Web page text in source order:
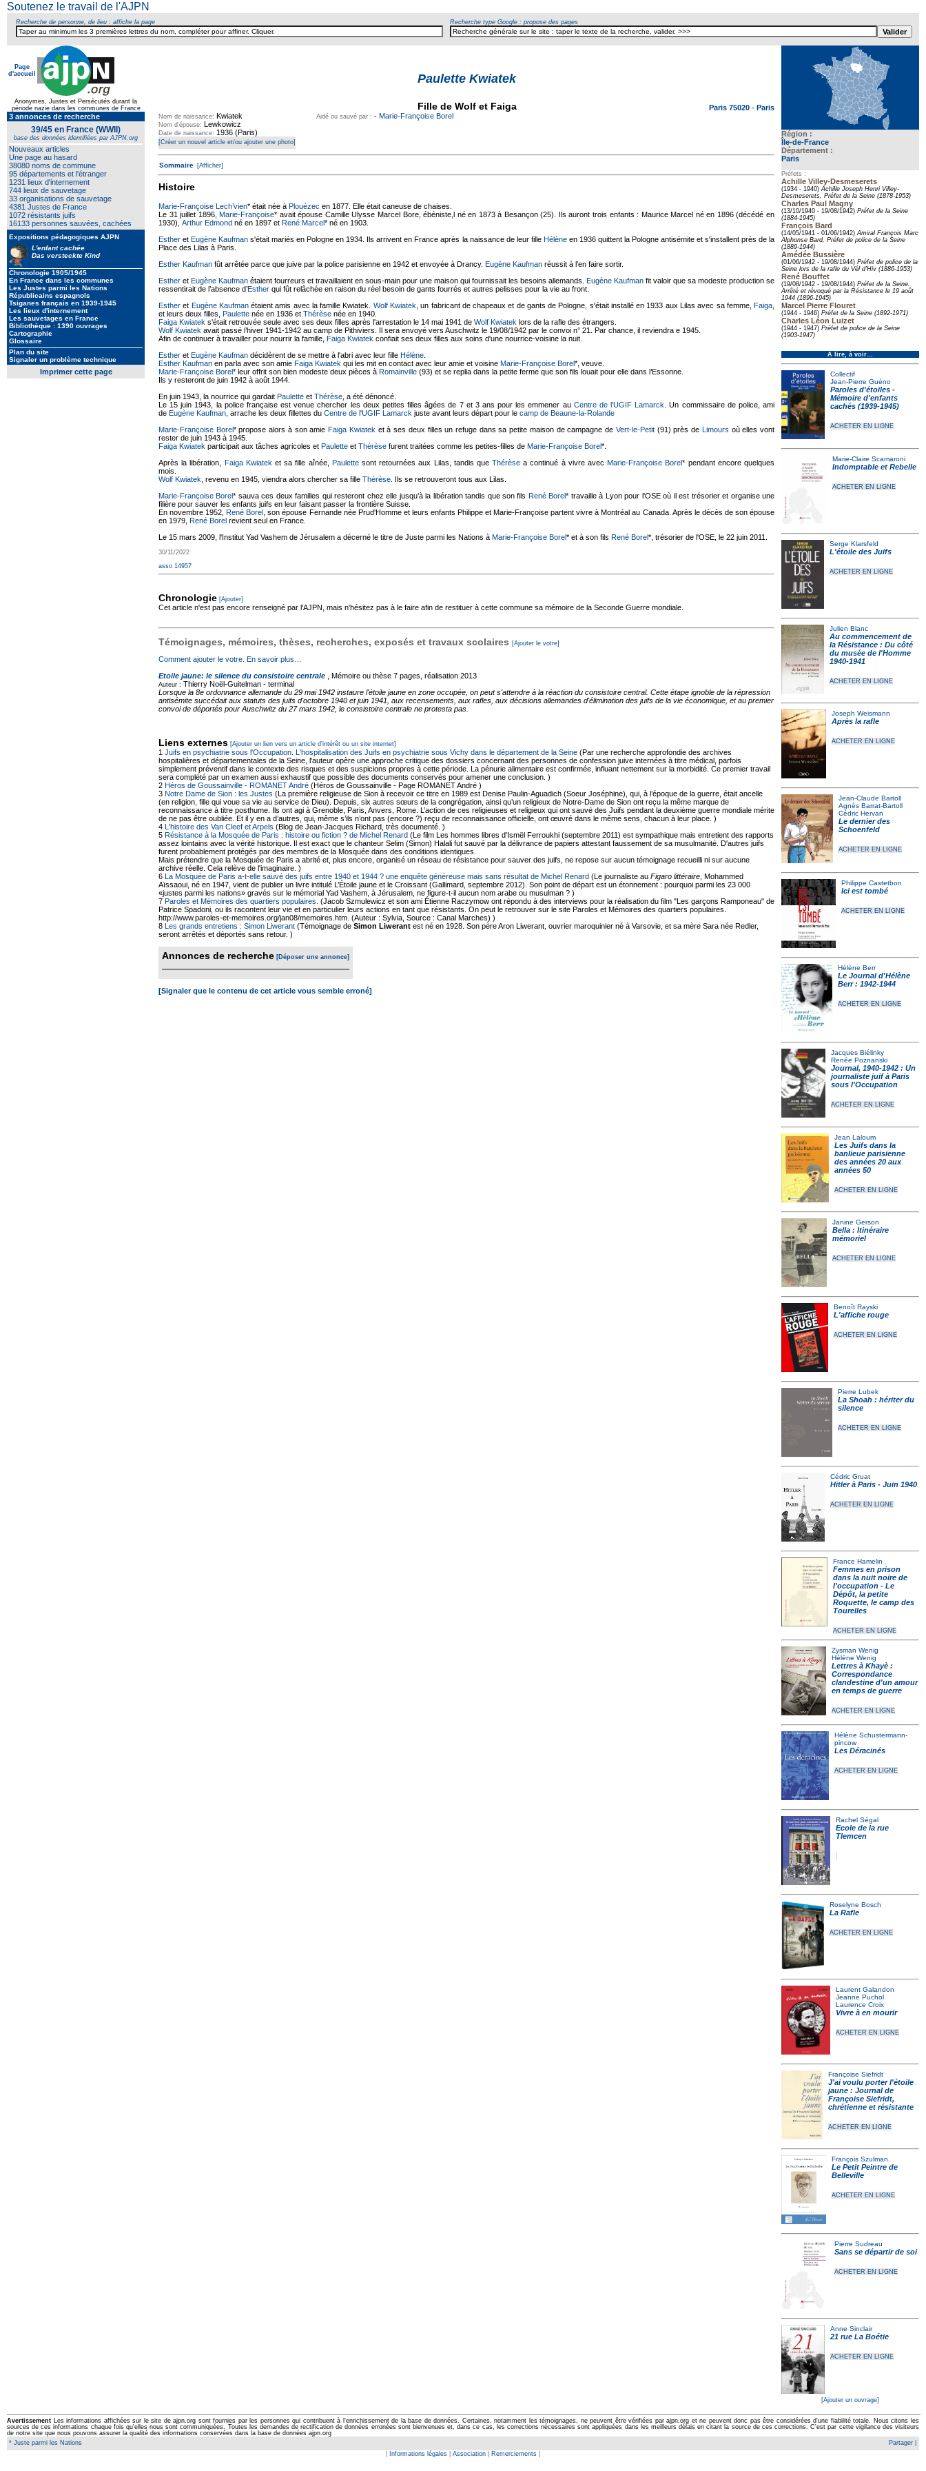
Soutenez le travail de l'AJPN
Recherche de personne, de lieu : affiche la page Recherche type Google : propose des pages
Page
d'accueil
Anonymes, Justes et Persécutés durant la
période nazie dans les communes de France
3 annonces de recherche
39/45 en France (WWII)
base des données identifiées par AJPN.org
Nouveaux articles
Une page au hasard
38080 noms de commune
95 départements et l'étranger
1231 lieux d'internement
744 lieux de sauvetage
33 organisations de sauvetage
4381 Justes de France
1072 résistants juifs
16133 personnes sauvées, cachées
Expositions pédagogiques AJPN
L'enfant cachée
Das versteckte Kind
Chronologie 1905/1945
En France dans les communes
Les Justes parmi les Nations
Républicains espagnols
Tsiganes français en 1939-1945
Les lieux d'internement
Les sauvetages en France
Bibliothèque : 1390 ouvrages
Cartographie
Glossaire
Plan du site
Signaler un problème technique
Imprimer cette page
Région :
Île-de-France
Département :
Paris
Préfets :
Achille Villey-Desmeserets
(1934 - 1940)Achille Joseph Henri Villey-
Desmeserets, Préfet de la Seine (1878-1953)
Charles Paul Magny
(13/10/1940 - 19/08/1942) Préfet de la Seine
(1884-1945)
François Bard
(14/05/1941 - 01/06/1942)Amiral François Marc
Alphonse Bard, Préfet de police de la Seine
(1889-1944)
Amédée Bussière
(01/06/1942 - 19/08/1944) Préfet de police de la
Seine lors de la rafle du Vél d’Hiv (1886-1953)
René Bouffet
(19/08/1942 - 19/08/1944) Préfet de la Seine.
Arrêté et révoqué par la Résistance le 19 août
1944 (1896-1945)
Marcel Pierre Flouret
(1944 - 1946) Préfet de la Seine (1892-1971)
Charles Léon Luizet
(1944 - 1947) Préfet de police de la Seine
(1903-1947)
À lire, à voir…
Collectif
Jean-Pierre Guéno
Paroles d'étoiles -
Mémoire d'enfants
cachés (1939-1945)
ACHETER EN LIGNE
Marie-Claire Scamaroni
Indomptable et Rebelle
ACHETER EN LIGNE
Serge Klarsfeld
L'étoile des Juifs
ACHETER EN LIGNE
Julien Blanc
Au commencement de
la Résistance : Du côté
du musée de l'Homme
1940-1941
ACHETER EN LIGNE
Joseph Weismann
Après la rafle
ACHETER EN LIGNE
Jean-Claude Bartoll
Agnès Barrat-Bartoll
Cédric Hervan
Le dernier des
Schoenfeld
ACHETER EN LIGNE
Philippe Castetbon
Ici est tombé
ACHETER EN LIGNE
Hélène Berr
Le Journal d'Hélène
Berr : 1942-1944
ACHETER EN LIGNE
Jacques Biélinky
Renée Poznanski
Journal, 1940-1942 : Un
journaliste juif à Paris
sous l'Occupation
ACHETER EN LIGNE
Jean Laloum
Les Juifs dans la
banlieue parisienne
des années 20 aux
années 50
ACHETER EN LIGNE
Janine Gerson
Bella : Itinéraire
mémoriel
ACHETER EN LIGNE
Benoît Rayski
L'affiche rouge
ACHETER EN LIGNE
Pierre Lubek
La Shoah : hériter du
silence
ACHETER EN LIGNE
Cédric Gruat
Hitler à Paris - Juin 1940
ACHETER EN LIGNE
France Hamelin
Femmes en prison
dans la nuit noire de
l'occupation - Le
Dépôt, la petite
Roquette, le camp des
Tourelles
ACHETER EN LIGNE
Zysman Wenig
Hélène Wenig
Lettres à Khayè :
Correspondance
clandestine d'un amour
en temps de guerre
ACHETER EN LIGNE
Hélène Schustermann-
pincow
Les Déracinés
ACHETER EN LIGNE
Rachel Ségal
Ecole de la rue
Tlemcen
Roselyne Bosch
La Rafle
ACHETER EN LIGNE
Laurent Galandon
Jeanne Puchol
Laurence Croix
Vivre à en mourir
ACHETER EN LIGNE
Françoise Siefridt
J'ai voulu porter l'étoile
jaune : Journal de
Françoise Siefridt,
chrétienne et résistante
ACHETER EN LIGNE
François Szulman
Le Petit Peintre de
Belleville
ACHETER EN LIGNE
Pierre Sudreau
Sans se départir de soi
ACHETER EN LIGNE
Anne Sinclair
21 rue La Boétie
ACHETER EN LIGNE
[Ajouter un ouvrage]
Paulette Kwiatek
Fille de Wolf et Faiga
Paris 75020 - Paris
Nom de naissance: Kwiatek
Nom d'épouse: Lewkowicz
Date de naissance: 1936 (Paris)
Aidé ou sauvé par : - Marie-Françoise Borel
[Créer un nouvel article et/ou ajouter une photo]
Sommaire [Afficher]
Histoire
Marie-Françoise Lech’vien* était née à Plouézec en 1877. Elle était caneuse de chaises.
Le 31 juillet 1896,Marie-Françoise* avait épouse Camille Ulysse Marcel Bore, ébéniste,l né en 1873 à Besançon (25). Ils auront trois enfants : Maurice Marcel né en 1896 (décédé en
1930), Arthur Edmond né en 1897 et René Marcel* né en 1903.
Esther etEugène Kaufman s'était mariés en Pologne en 1934. Ils arrivent en France après la naissance de leur fille Hélèneen 1936 quittent la Pologne antisémite et s'installent près de la
Place des Lilas à Paris.
Esther Kaufman fût arrêtée parce que juive par la police parisienne en 1942 et envoyée à Drancy. Eugène Kaufman réussit à l’en faire sortir.
Esther et Eugène Kaufman étaient fourreurs et travaillaient en sous-main pour une maison qui fournissait les besoins allemands. Eugène Kaufman fit valoir que sa modeste production se
ressentirait de l’absence d’Esther qui fût relâchée en raison du réel besoin de gants fourrés et autres pelisses pour la vie au front.
Esther et Eugène Kaufmanétaient amis avec la famille Kwiatek. Wolf Kwiatek , un fabricant de chapeaux et de gants de Pologne, s'était installé en 1933 aux Lilas avec sa femme,Faiga
et leurs deux filles, Paulette née en 1936 et Thérèse née en 1940.
Faiga Kwiatek s'était retrouvée seule avec ses deux filles après l'arrestation le 14 mai 1941 de Wolf Kwiatek lors de la rafle des étrangers.
Wolf Kwiatek avait passé l’hiver 1941-1942 au camp de Pithiviers. Il sera envoyé vers Auschwitz le 19/08/1942 par le convoi n° 21. Par chance, il reviendra e 1945.
Afin de continuer à travailler pour nourrir la famille, Faiga Kwiatek confiait ses deux filles aux soins d'une nourrice-voisine la nuit.
Esther et Eugène Kaufman décidèrent de se mettre à l'abri avec leur fille Hélène
Esther Kaufman en parla avec son amie Faiga Kwiatek qui les mit en contact avec leur amie et voisine Marie-Françoise Borel*, veuve.
Marie-Françoise Borel* leur offrit son bien modeste deux pièces à Romainville (93) et se replia dans la petite ferme que son fils louait pour elle dans l’Essonne.
Ils y resteront de juin 1942 à août 1944.
En juin 1943, la nourrice qui gardait Paulette et Thérèse , a été dénoncé.
Le 15 juin 1943, la police française est venue chercher les deux petites filles âgées de 7 et 3 ans pour les emmener au Centre de l'UGIF Lamarck
. Un commissaire de police, ami
de Eugène Kaufman , arrache les deux fillettes du Centre de l'UGIF Lamarck juste avant leurs départ pour le camp de Beaune-la-Rolande
Marie-Françoise Borel* propose alors à son amieFaiga Kwiatek et à ses deux filles un refuge dans sa petite maison de campagne de Vert-le-Petit(91) près de Limours où elles vont
rester de juin 1943 à 1945.
Faiga Kwiatek participait aux tâches agricoles et Paulette et Thérèse furent traitées comme les petites-filles de Marie-Françoise Borel*.
Après la libération, Faiga Kwiatek et sa fille aînée, Paulettesont retournées aux Lilas, tandis queThérèse a continué à vivre avecMarie-Françoise Borel* pendant encore quelques
mois.
Wolf Kwiatek , revenu en 1945, viendra alors chercher sa fille Thérèse . Ils se retrouveront tous aux Lilas.
Marie-Françoise Borel* sauva ces deux familles qui resteront chez elle jusqu’à la libération tandis que son fils René Borel* travaille à Lyon pour l'OSE où il est trésorier et organise une
filière pour sauver les enfants juifs en leur faisant passer la frontière Suisse.
En novembre 1952,René Borel , son épouse Fernande née Prud'Homme et leurs enfants Philippe et Marie-Françoise partent vivre à Montréal au Canada. Après le décès de son épouse
en 1979, René Borel revient seul en France.
Le 15 mars 2009, l'Institut Yad Vashem de Jérusalem a décerné le titre de Juste parmi les Nations à Marie-Françoise Borel* et à son fils René Borel*, trésorier de l'OSE, le 22 juin 2011.
30/11/2022
asso 14957
Chronologie [Ajouter]
Cet article n'est pas encore renseigné par l'AJPN, mais n'hésitez pas à le faire afin de restituer à cette commune sa mémoire de la Seconde Guerre mondiale.
Témoignages, mémoires, thèses, recherches, exposés et travaux scolaires [Ajouter le votre]
Comment ajouter le votre. En savoir plus…
Etoile jaune: le silence du consistoire centrale , Mémoire ou thèse 7 pages, réalisation 2013
Auteur : Thierry Noël-Guitelman - terminal
Lorsque la 8e ordonnance allemande du 29 mai 1942 instaure l'étoile jaune en zone occupée, on peut s'attendre à la réaction du consistoire central. Cette étape ignoble de la répression
antisémite succédait aux statuts des juifs d'octobre 1940 et juin 1941, aux recensements, aux rafles, aux décisions allemandes d'élimination des juifs de la vie économique, et au premier
convoi de déportés pour Auschwitz du 27 mars 1942, le consistoire centrale ne protesta pas.
Liens externes [Ajouter un lien vers un article d'intérêt ou un site internet]
1 Juifs en psychiatrie sous l'Occupation. L'hospitalisation des Juifs en psychiatrie sous Vichy dans le département de la Seine (Par une recherche approfondie des archives
hospitalières et départementales de la Seine, l'auteur opère une approche critique des dossiers concernant des personnes de confession juive internées à titre médical, parfois
simplement préventif dans le contexte des risques et des suspicions propres à cette période. La pénurie alimentaire est confirmée, influant nettement sur la morbidité. Ce premier travail
sera complété par un examen aussi exhaustif que possible des documents conservés pour amener une conclusion. )
2 Héros de Goussainville - ROMANET André (Héros de Goussainville - Page ROMANET André )
3 Notre Dame de Sion : les Justes (La première religieuse de Sion à recevoir ce titre en 1989 est Denise Paulin-Aguadich (Soeur Joséphine), qui, à l’époque de la guerre, était ancelle
(en religion, fille qui voue sa vie au service de Dieu). Depuis, six autres sœurs de la congrégation, ainsi qu’un religieux de Notre-Dame de Sion ont reçu la même marque de
reconnaissance à titre posthume. Ils ont agi à Grenoble, Paris, Anvers, Rome. L’action de ces religieuses et religieux qui ont sauvé des Juifs pendant la deuxième guerre mondiale mérite
de ne pas être oubliée. Et il y en a d’autres, qui, même s’ils n’ont pas (encore ?) reçu de reconnaissance officielle, ont œuvré dans le même sens, chacun à leur place. )
4 L'histoire des Van Cleef et Arpels (Blog de Jean-Jacques Richard, très documenté. )
5 Résistance à la Mosquée de Paris : histoire ou fiction ? de Michel Renard (Le film Les hommes libres d'Ismël Ferroukhi (septembre 2011) est sympathique mais entretient des rapports
assez lointains avec la vérité historique. Il est exact que le chanteur Selim (Simon) Halali fut sauvé par la délivrance de papiers attestant faussement de sa musulmanité. D'autres juifs
furent probablement protégés par des membres de la Mosquée dans des conditions identiques.
Mais prétendre que la Mosquée de Paris a abrité et, plus encore, organisé un réseau de résistance pour sauver des juifs, ne repose sur aucun témoignage recueilli ni sur aucune
archive réelle. Cela relève de l'imaginaire. )
6 La Mosquée de Paris a-t-elle sauvé des juifs entre 1940 et 1944 ? une enquête généreuse mais sans résultat de Michel Renard (Le journaliste au Figaro littéraire , Mohammed
Aïssaoui, né en 1947, vient de publier un livre intitulé L’Étoile jaune et le Croissant (Gallimard, septembre 2012). Son point de départ est un étonnement : pourquoi parmi les 23 000
«justes parmi les nations» gravés sur le mémorial Yad Vashem, à Jérusalem, ne figure-t-il aucun nom arabe ou musulman ? )
7 Paroles et Mémoires des quartiers populaires. (Jacob Szmulewicz et son ami Étienne Raczymow ont répondu à des interviews pour la réalisation du film "Les garçons Ramponeau" de
Patrice Spadoni, ou ils racontent leur vie et en particulier leurs actions en tant que résistants. On peut le retrouver sur le site Paroles et Mémoires des quartiers populaires.
http://www.paroles-et-memoires.org/jan08/memoires.htm. (Auteur : Sylvia, Source : Canal Marches) )
8 Les grands entretiens : Simon Liwerant (Témoignage de Simon Liwerant est né en 1928. Son père Aron Liwerant, ouvrier maroquinier né à Varsovie, et sa mère Sara née Redler,
seront arrêtés et déportés sans retour. )
Annonces de recherche [Déposer une annonce]
[Signaler que le contenu de cet article vous semble erroné]
Avertissement Les informations affichées sur le site de ajpn.org sont fournies par les personnes qui contribuent à l'enrichissement de la base de données. Certaines, notamment les témoignages, ne peuvent être vérifiées par ajpn.org et ne peuvent donc pas être considérées d'une fiabilité totale. Nous citons les
sources de ces informations chaque fois qu'elles nous sont communiquées. Toutes les demandes de rectification de données erronées sont bienvenues et, dans ce cas, les corrections nécessaires sont appliquées dans les meilleurs délais en citant la source de ces corrections. C'est par cette vigilance des visiteurs
de notre site que nous pouvons assurer la qualité des informations conservées dans la base de données ajpn.org
* Juste parmi les Nations
Partager
Informations légales Association Remerciements